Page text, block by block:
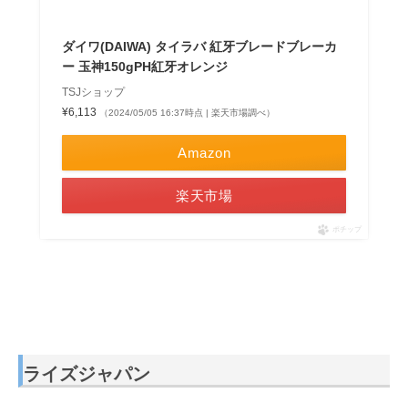
ダイワ(DAIWA) タイラバ 紅牙ブレードブレーカ
ー 玉神150gPH紅牙オレンジ
TSJショップ
¥6,113
（2024/05/05 16:37時点 | 楽天市場調べ）
Amazon
楽天市場
ポチップ
ライズジャパン